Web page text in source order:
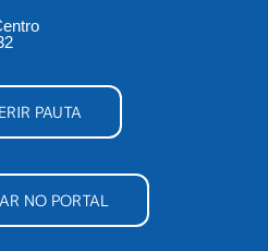
PAUTA
NO PORTAL